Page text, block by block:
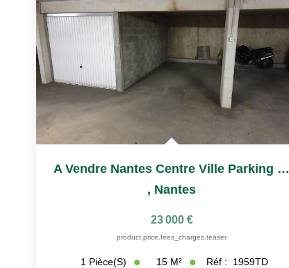
A Vendre Nantes Centre Ville Parking Cité Des Congrès
, Nantes
23 000 €
product.price.fees_charges.teaser
1 Pièce(s) 15 M² Réf : 1959TD